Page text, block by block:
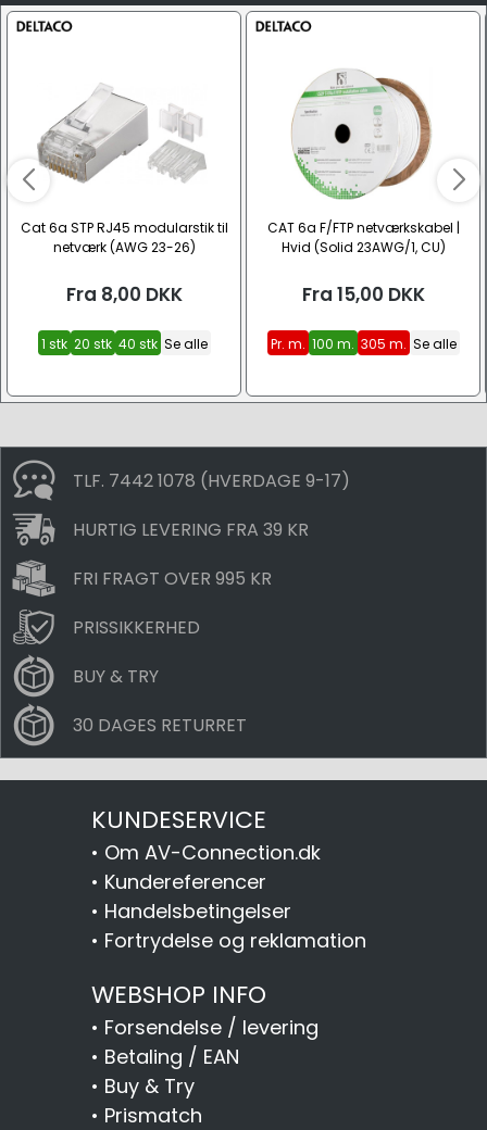
Cat 6a STP RJ45 modularstik til
netværk (AWG 23-26)
Fra 8,00 DKK
1 stk 20 stk 40 stk Se alle
CAT 6a F/FTP netværkskabel |
Hvid (Solid 23AWG/1, CU)
Fra 15,00 DKK
Pr. m. 100 m. 305 m. Se alle
TLF. 7442 1078 (HVERDAGE 9-17)
HURTIG LEVERING FRA 39 KR
FRI FRAGT OVER 995 KR
PRISSIKKERHED
BUY & TRY
30 DAGES RETURRET
KUNDESERVICE
• Om AV-Connection.dk
• Kundereferencer
• Handelsbetingelser
• Fortrydelse og reklamation
WEBSHOP INFO
• Forsendelse / levering
• Betaling / EAN
• Buy & Try
• Prismatch